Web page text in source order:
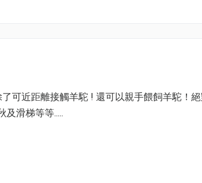
可近距離接觸羊駝 ! 還可以親手餵飼羊駝！
滑梯等等.....